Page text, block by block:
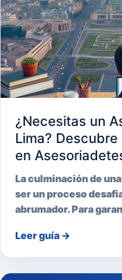
¿Necesitas un
Lima?
en
La culminación de
ser un proceso
abrumador. Para
Leer guía →